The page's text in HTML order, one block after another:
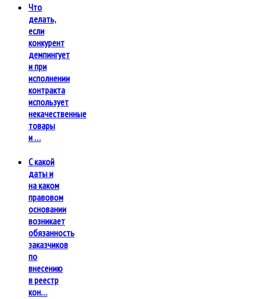
Что
делать,
если
конкурент
демпингует
и при
исполнении
контракта
использует
некачественные
товары
и …
С какой
даты и
на каком
правовом
основании
возникает
обязанность
заказчиков
по
внесению
в реестр
кон…